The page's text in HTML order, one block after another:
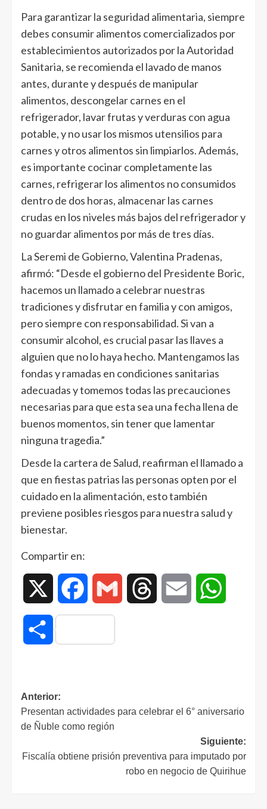
Para garantizar la seguridad alimentaria, siempre
debes consumir alimentos comercializados por
establecimientos autorizados por la Autoridad
Sanitaria, se recomienda el lavado de manos
antes, durante y después de manipular
alimentos, descongelar carnes en el
refrigerador, lavar frutas y verduras con agua
potable, y no usar los mismos utensilios para
carnes y otros alimentos sin limpiarlos. Además,
es importante cocinar completamente las
carnes, refrigerar los alimentos no consumidos
dentro de dos horas, almacenar las carnes
crudas en los niveles más bajos del refrigerador y
no guardar alimentos por más de tres días.
La Seremi de Gobierno, Valentina Pradenas,
afirmó: “Desde el gobierno del Presidente Boric,
hacemos un llamado a celebrar nuestras
tradiciones y disfrutar en familia y con amigos,
pero siempre con responsabilidad. Si van a
consumir alcohol, es crucial pasar las llaves a
alguien que no lo haya hecho. Mantengamos las
fondas y ramadas en condiciones sanitarias
adecuadas y tomemos todas las precauciones
necesarias para que esta sea una fecha llena de
buenos momentos, sin tener que lamentar
ninguna tragedia.”
Desde la cartera de Salud, reafirman el llamado a
que en fiestas patrias las personas opten por el
cuidado en la alimentación, esto también
previene posibles riesgos para nuestra salud y
bienestar.
Compartir en:
Facebook Gmail Threads Email
Compartir
Anterior:
Presentan actividades para celebrar el 6° aniversario
de Ñuble como región
Siguiente:
Fiscalía obtiene prisión preventiva para imputado por
robo en negocio de Quirihue